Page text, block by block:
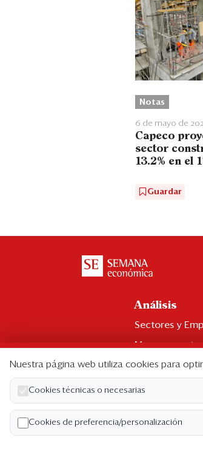
Notas
6 de mayo de
Capeco
sector
13.2% en el
Guardar
Análisis
Sectores y
Management
Economía y
Legal y Política
Ranking CEO
Blogs
Nuestra página web utiliza cookies para
Cookies técnicas o necesarias
Cookies de preferencia/personalización